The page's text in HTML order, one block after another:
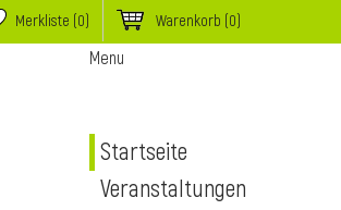
Merkliste (0) Warenkorb (0)
Menu
Startseite
Veranstaltungen